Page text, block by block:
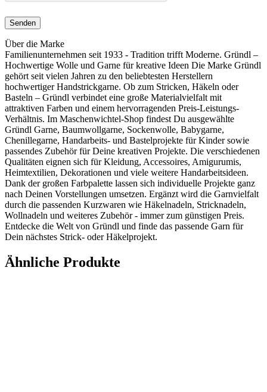
Über die Marke
Familienunternehmen seit 1933 - Tradition trifft Moderne. Gründl –
Hochwertige Wolle und Garne für kreative Ideen Die Marke Gründl
gehört seit vielen Jahren zu den beliebtesten Herstellern
hochwertiger Handstrickgarne. Ob zum Stricken, Häkeln oder
Basteln – Gründl verbindet eine große Materialvielfalt mit
attraktiven Farben und einem hervorragenden Preis-Leistungs-
Verhältnis. Im Maschenwichtel-Shop findest Du ausgewählte
Gründl Garne, Baumwollgarne, Sockenwolle, Babygarne,
Chenillegarne, Handarbeits- und Bastelprojekte für Kinder sowie
passendes Zubehör für Deine kreativen Projekte. Die verschiedenen
Qualitäten eignen sich für Kleidung, Accessoires, Amigurumis,
Heimtextilien, Dekorationen und viele weitere Handarbeitsideen.
Dank der großen Farbpalette lassen sich individuelle Projekte ganz
nach Deinen Vorstellungen umsetzen. Ergänzt wird die Garnvielfalt
durch die passenden Kurzwaren wie Häkelnadeln, Stricknadeln,
Wollnadeln und weiteres Zubehör - immer zum günstigen Preis.
Entdecke die Welt von Gründl und finde das passende Garn für
Dein nächstes Strick- oder Häkelprojekt.
Ähnliche Produkte